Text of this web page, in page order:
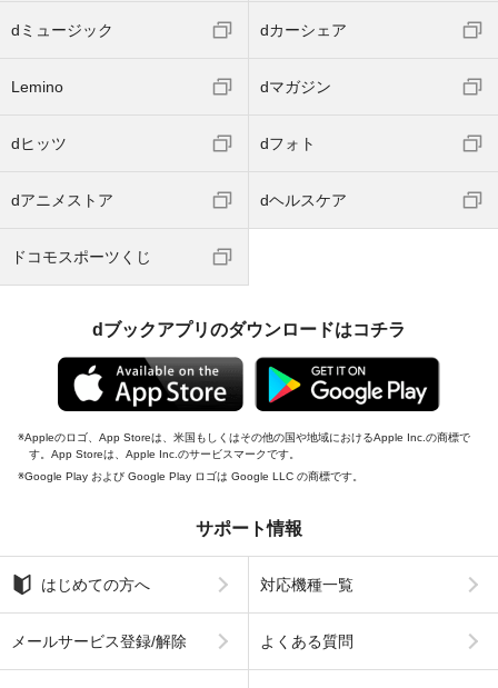
dミュージック dカーシェア
Lemino dマガジン
dヒッツ dフォト
dアニメストア dヘルスケア
ドコモスポーツくじ
dブックアプリのダウンロードはコチラ
Appleのロゴ、App Storeは、米国もしくはその他の国や地域におけるApple Inc.の商標で
す。App Storeは、Apple Inc.のサービスマークです。
Google Play および Google Play ロゴは Google LLC の商標です。
サポート情報
はじめての方へ 対応機種一覧
メールサービス登録/解除 よくある質問